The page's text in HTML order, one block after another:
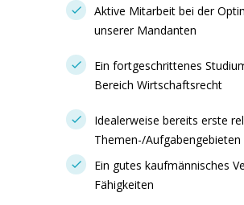
Aktive Mitarbeit bei der
unserer Mandanten
Ein fortgeschrittenes
Bereich Wirtschaftsrecht
Idealerweise bereits erste
Themen-/Aufgabengebieten
Ein gutes kaufmännisches
Fähigkeiten